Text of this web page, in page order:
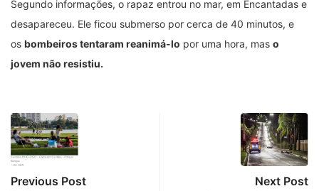
Segundo informações, o rapaz entrou no mar, em Encantadas e
desapareceu. Ele ficou submerso por cerca de 40 minutos, e
os bombeiros tentaram reanimá-lo por uma hora, mas o
jovem não resistiu.
Previous Post Next Post